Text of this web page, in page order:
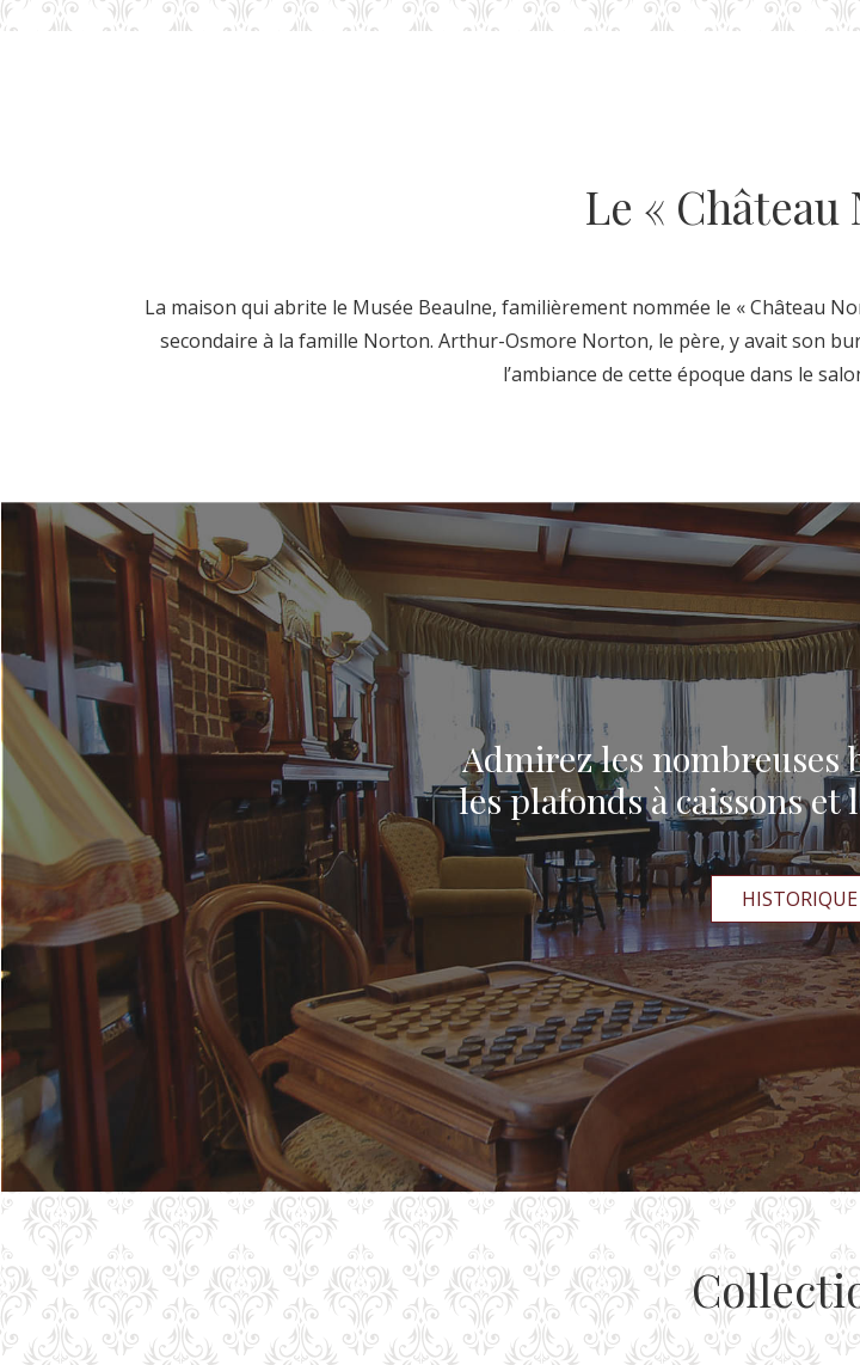
Le « Château
La maison qui abrite le Musée Beaulne, familièrement nommée le « Château
secondaire à la famille Norton. Arthur-Osmore Norton, le père, y avait son
l’ambiance de cette époque dans le
Admirez les nombreuses
les plafonds à caissons et
HISTORIQUE